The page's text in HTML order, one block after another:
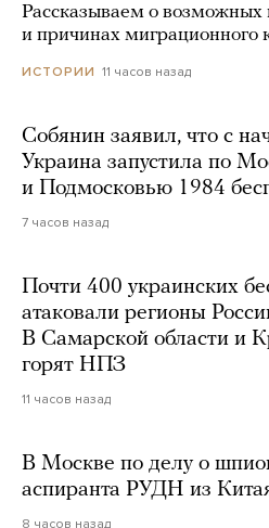
Рассказываем о возможных
и причинах миграционного
ИСТОРИИ 11 часов назад
Собянин заявил, что с
Украина запустила по
и Подмосковью 1984
7 часов назад
Почти 400 украинских
атаковали регионы
В Самарской области и
горят НПЗ
11 часов назад
В Москве по делу о
аспиранта РУДН из
8 часов назад